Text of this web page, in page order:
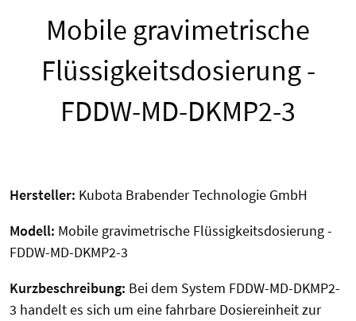
Mobile gravimetrische
Flüssigkeitsdosierung -
FDDW-MD-DKMP2-3
Hersteller: Kubota Brabender Technologie GmbH
Modell: Mobile gravimetrische Flüssigkeitsdosierung -
FDDW-MD-DKMP2-3
Kurzbeschreibung: Bei dem System FDDW-MD-DKMP2-
3 handelt es sich um eine fahrbare Dosiereinheit zur